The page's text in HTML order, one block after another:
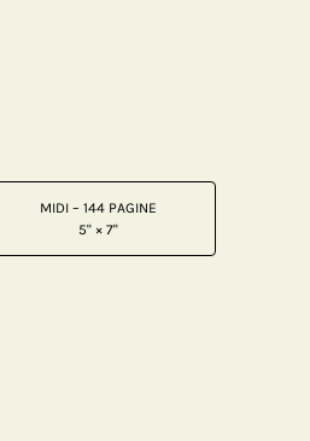
MIDI – 144 PAGINE
5" × 7"